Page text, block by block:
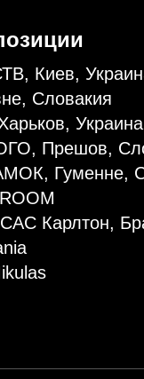
Киев,
Словакия
Украина
Прешов,
Гуменне,
Карлтон,